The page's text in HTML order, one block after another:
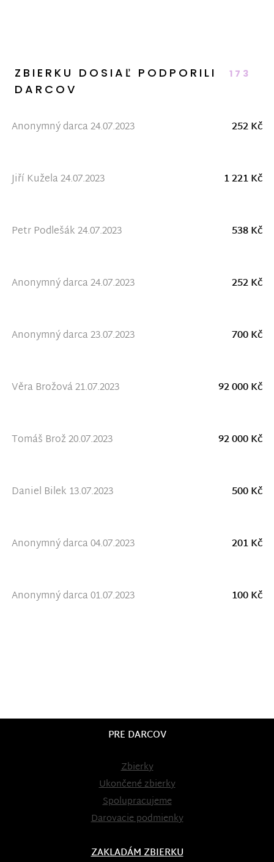
ZBIERKU DOSIAĽ PODPORILI 173
DARCOV
Anonymný darca 24.07.2023 252 Kč
Jiří Kužela 24.07.2023 1 221 Kč
Petr Podlešák 24.07.2023 538 Kč
Anonymný darca 24.07.2023 252 Kč
Anonymný darca 23.07.2023 700 Kč
Věra Brožová 21.07.2023 92 000 Kč
Tomáš Brož 20.07.2023 92 000 Kč
Daniel Bilek 13.07.2023 500 Kč
Anonymný darca 04.07.2023 201 Kč
Anonymný darca 01.07.2023 100 Kč
PRE DARCOV
Zbierky
Ukončené zbierky
Spolupracujeme
Darovacie podmienky
ZAKLADÁM ZBIERKU